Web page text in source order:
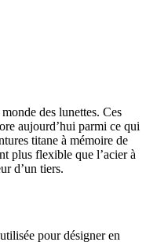
des lunettes. Ces
aujourd’hui parmi ce qui
titane à mémoire de
plus flexible que l’acier à
d’un tiers.
pour désigner en